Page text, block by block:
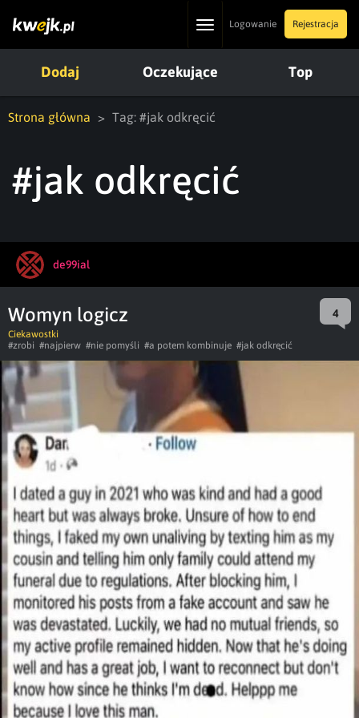
ToggleLogowanie Rejestracja
Dodaj Oczekujące Top
Strona główna Tag: #jak odkręcić
#jak odkręcić
de99ial
Womyn logicz 4
Ciekawostki
#zrobi #najpierw #nie pomyśli #a potem kombinuje #jak odkręcić